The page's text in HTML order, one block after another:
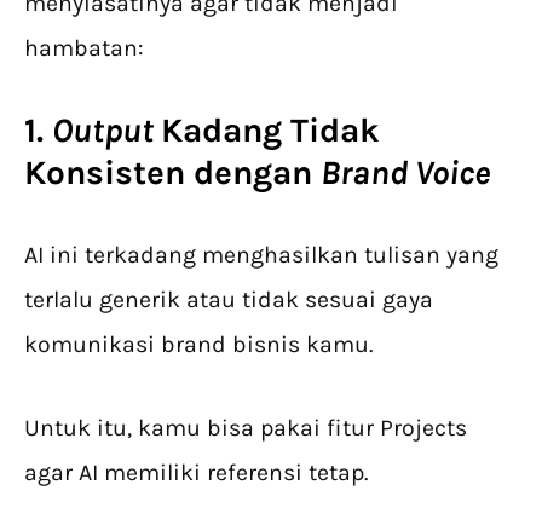
hambatan:
1. Output Kadang Tidak
Konsisten dengan Brand Voice
AI ini terkadang menghasilkan tulisan yang
terlalu generik atau tidak sesuai gaya
komunikasi brand bisnis kamu.
Untuk itu, kamu bisa pakai fitur Projects
agar AI memiliki referensi tetap.